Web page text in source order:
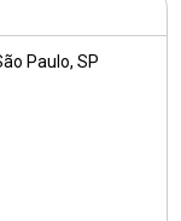
Paulo, SP